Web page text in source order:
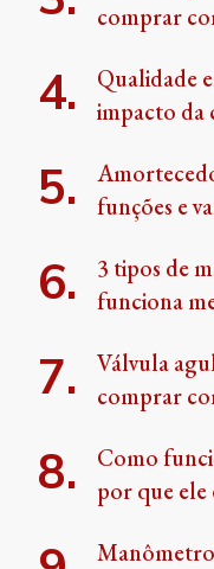
comprar
Qualidade
impacto da
funções e
3 tipos de
funciona
Válvula
comprar
Como
por que ele